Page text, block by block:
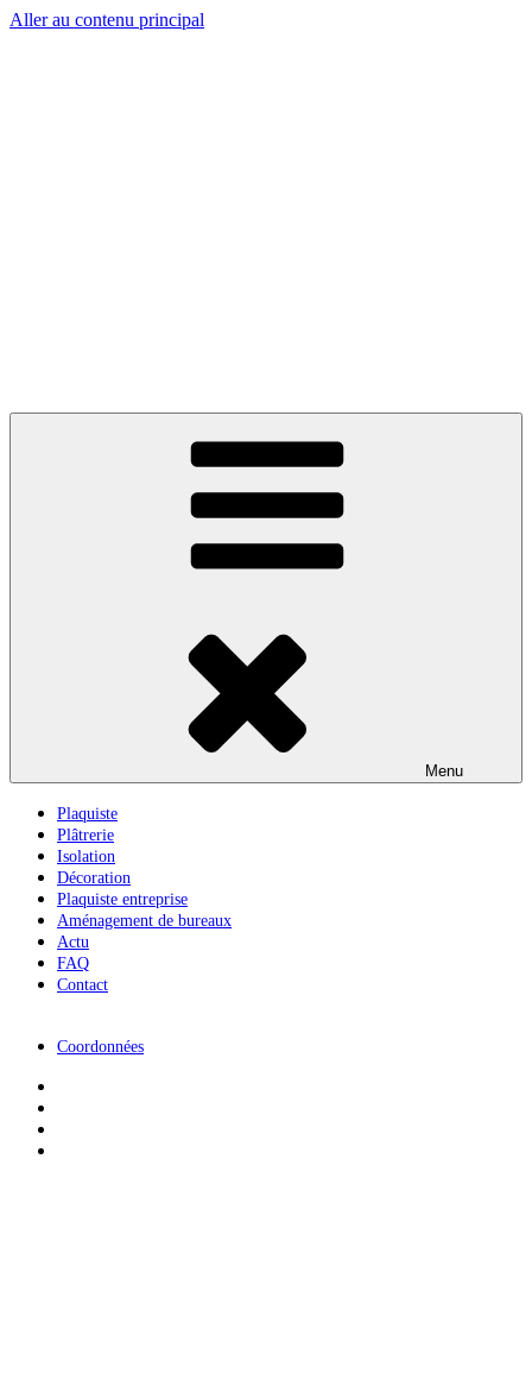
Aller au contenu principal
Menu
Plaquiste
Plâtrerie
Isolation
Décoration
Plaquiste entreprise
Aménagement de bureaux
Actu
FAQ
Contact
Coordonnées